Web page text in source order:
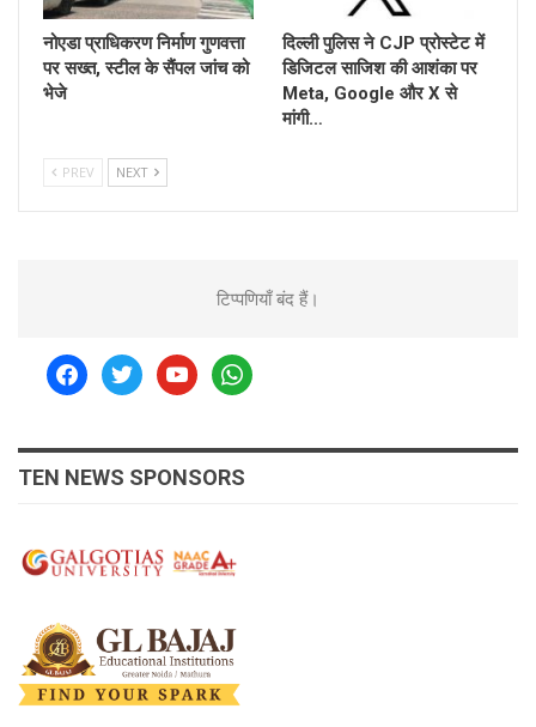
नोएडा प्राधिकरण निर्माण गुणवत्ता
पर सख्त, स्टील के सैंपल जांच को
भेजे
दिल्ली पुलिस ने CJP प्रोस्टेट में
डिजिटल साजिश की आशंका पर
Meta, Google और X से
मांगी…
PREV NEXT
टिप्पणियाँ बंद हैं।
facebooktwitteryoutubewhatsapp
TEN NEWS SPONSORS